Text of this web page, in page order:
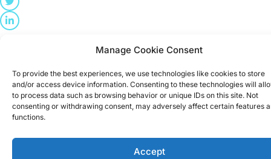
Manage Cookie Consent
To provide the best experiences, we use technologies like cookies to store
and/or access device information. Consenting to these technologies will
to process data such as browsing behavior or unique IDs on this site. Not
consenting or withdrawing consent, may adversely affect certain features
functions.
Accept